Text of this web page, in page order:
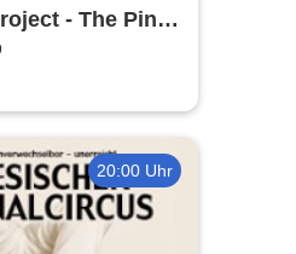
- The Pink
20:00 Uhr